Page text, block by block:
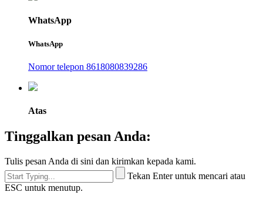
WhatsApp
WhatsApp
Nomor telepon 8618080839286
Atas
Tinggalkan pesan Anda:
Tulis pesan Anda di sini dan kirimkan kepada kami.
Tekan Enter untuk mencari atau
ESC untuk menutup.